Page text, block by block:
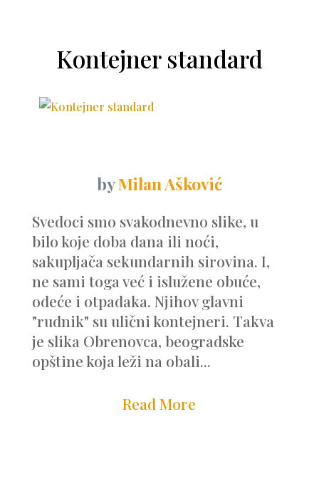
Kontejner standard
byMilan Ašković
Svedoci smo svakodnevno slike, u
bilo koje doba dana ili noći,
sakupljača sekundarnih sirovina. I,
ne sami toga već i islužene obuće,
odeće i otpadaka. Njihov glavni
"rudnik" su ulični kontejneri. Takva
je slika Obrenovca, beogradske
opštine koja leži na obali...
Read More